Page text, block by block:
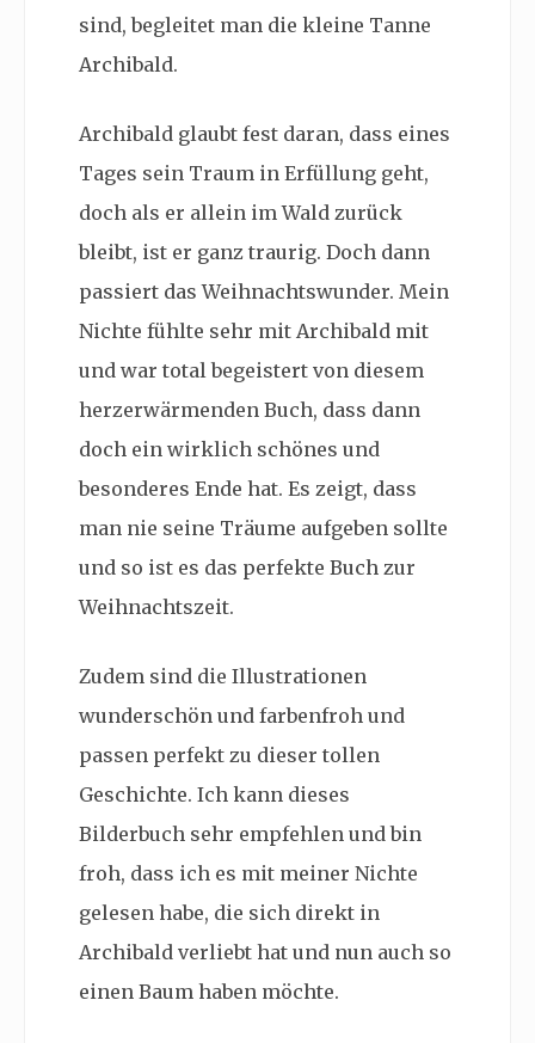
sind, begleitet man die kleine Tanne
Archibald.
Archibald glaubt fest daran, dass eines
Tages sein Traum in Erfüllung geht,
doch als er allein im Wald zurück
bleibt, ist er ganz traurig. Doch dann
passiert das Weihnachtswunder. Mein
Nichte fühlte sehr mit Archibald mit
und war total begeistert von diesem
herzerwärmenden Buch, dass dann
doch ein wirklich schönes und
besonderes Ende hat. Es zeigt, dass
man nie seine Träume aufgeben sollte
und so ist es das perfekte Buch zur
Weihnachtszeit.
Zudem sind die Illustrationen
wunderschön und farbenfroh und
passen perfekt zu dieser tollen
Geschichte. Ich kann dieses
Bilderbuch sehr empfehlen und bin
froh, dass ich es mit meiner Nichte
gelesen habe, die sich direkt in
Archibald verliebt hat und nun auch so
einen Baum haben möchte.